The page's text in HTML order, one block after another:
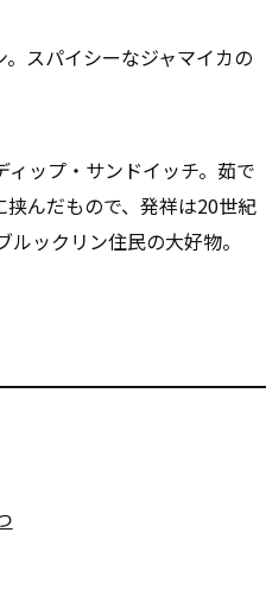
スパイシーなジャマイカの
ップ・サンドイッチ。茹で
んだもので、発祥は20世紀
ックリン住民の大好物。